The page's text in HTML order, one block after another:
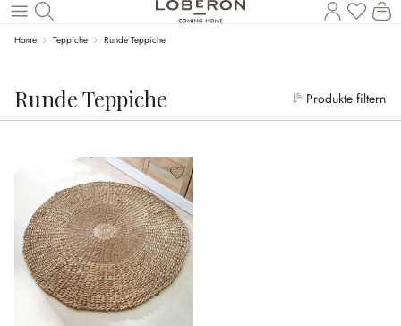
Zum Hauptinhalt springen
Home Teppiche Runde Teppiche
Runde Teppiche Produkte filtern